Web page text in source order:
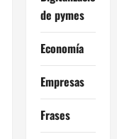
de pymes
Economía
Empresas
Frases